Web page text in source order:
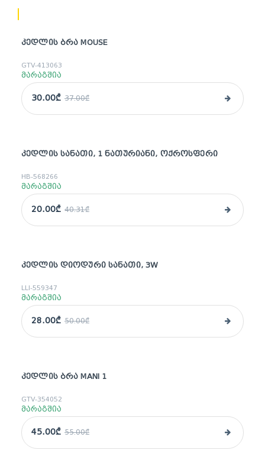
sale
ᲙᲔᲓᲚᲘᲡ ᲑᲠᲐ MOUSE
GTV-413063
მარაგშია
30.00₾ 37.00₾
sale
ᲙᲔᲓᲚᲘᲡ ᲡᲐᲜᲐᲗᲘ, 1 ᲜᲐᲗᲣᲠᲘᲐᲜᲘ, ᲝᲥᲠᲝᲡᲤᲔᲠᲘ
HB-568266
მარაგშია
20.00₾ 40.31₾
sale
ᲙᲔᲓᲚᲘᲡ ᲓᲘᲝᲓᲣᲠᲘ ᲡᲐᲜᲐᲗᲘ, 3W
LLI-559347
მარაგშია
28.00₾ 50.00₾
sale
ᲙᲔᲓᲚᲘᲡ ᲑᲠᲐ MANI 1
GTV-354052
მარაგშია
45.00₾ 55.00₾